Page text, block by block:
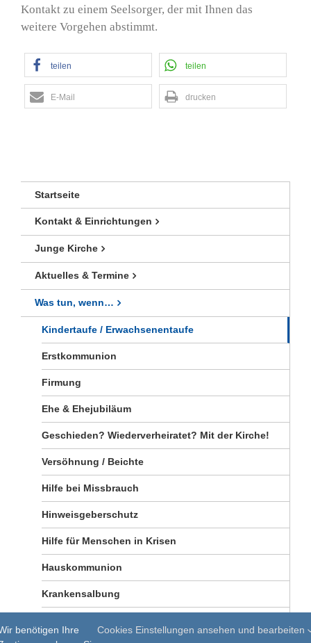
Kontakt zu einem Seelsorger, der mit Ihnen das
weitere Vorgehen abstimmt.
teilen teilen
E-Mail drucken
Startseite
Kontakt & Einrichtungen
Junge Kirche
Aktuelles & Termine
Was tun, wenn…
Kindertaufe / Erwachsenentaufe
Erstkommunion
Firmung
Ehe & Ehejubiläum
Geschieden? Wiederverheiratet? Mit der Kirche!
Versöhnung / Beichte
Hilfe bei Missbrauch
Hinweisgeberschutz
Hilfe für Menschen in Krisen
Hauskommunion
Krankensalbung
benötigen Ihre
Cookies Einstellungen ansehen und bearbeiten